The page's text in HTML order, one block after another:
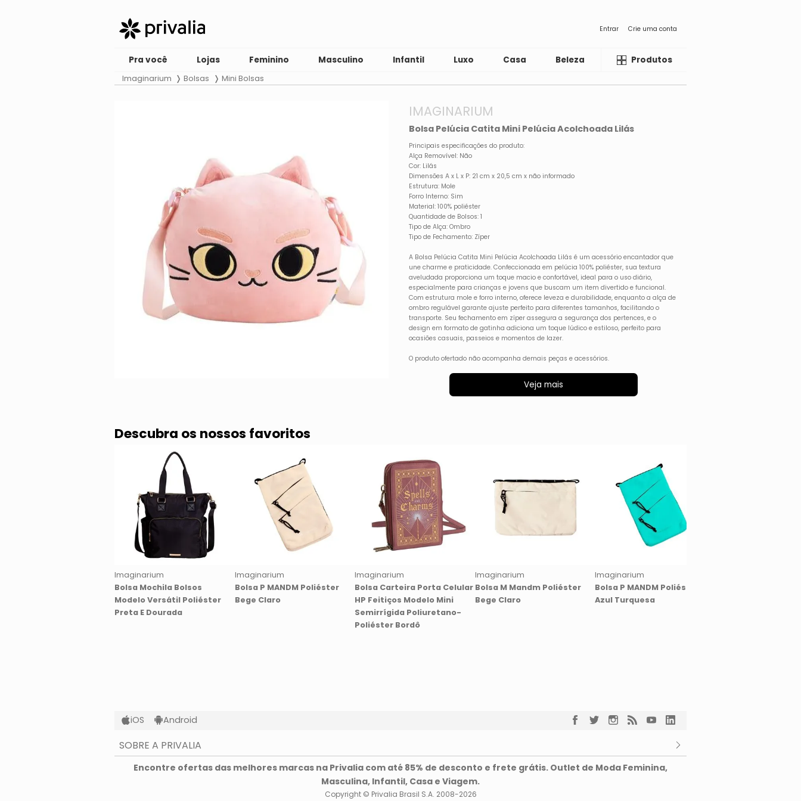
Entrar Crie uma conta
Pra você Lojas Feminino Masculino Infantil Luxo Casa Beleza LiquidaProdutos
Imaginarium Bolsas Mini Bolsas
IMAGINARIUM
Bolsa Pelúcia Catita Mini Pelúcia Acolchoada Lilás
Principais especificações do produto:
Alça Removível: Não
Cor: Lilás
Dimensões A x L x P: 21 cm x 20,5 cm x não informado
Estrutura: Mole
Forro Interno: Sim
Material: 100% poliéster
Quantidade de Bolsos: 1
Tipo de Alça: Ombro
Tipo de Fechamento: Zíper
A Bolsa Pelúcia Catita Mini Pelúcia Acolchoada Lilás é um acessório encantador que
une charme e praticidade. Confeccionada em pelúcia 100% poliéster, sua textura
aveludada proporciona um toque macio e confortável, ideal para o uso diário,
especialmente para crianças e jovens que buscam um item divertido e funcional.
Com estrutura mole e forro interno, oferece leveza e durabilidade, enquanto a alça de
ombro regulável garante ajuste perfeito para diferentes tamanhos, facilitando o
transporte. Seu fechamento em zíper assegura a segurança dos pertences, e o
design em formato de gatinha adiciona um toque lúdico e estiloso, perfeito para
ocasiões casuais, passeios e momentos de lazer.
O produto ofertado não acompanha demais peças e acessórios.
Veja mais
Descubra os nossos favoritos
Imaginarium
Bolsa Mochila Bolsos
Modelo Versátil Poliéster
Preta E Dourada
Imaginarium
Bolsa P MANDM Poliéster
Bege Claro
Imaginarium
Bolsa Carteira Porta Celular
HP Feitiços Modelo Mini
Semirrígida Poliuretano-
Poliéster Bordô
Imaginarium
Bolsa M Mandm Poliéster
Bege Claro
Imaginarium
Bolsa P MANDM Poliéster
Azul Turquesa
iOS Android
SOBRE A PRIVALIA
O que é a Privalia?
Encontre ofertas das melhores marcas na Privalia com até 85% de desconto e frete grátis. Outlet de Moda Feminina,
Masculina, Infantil, Casa e Viagem.
Copyright © Privalia Brasil S.A. 2008-2026